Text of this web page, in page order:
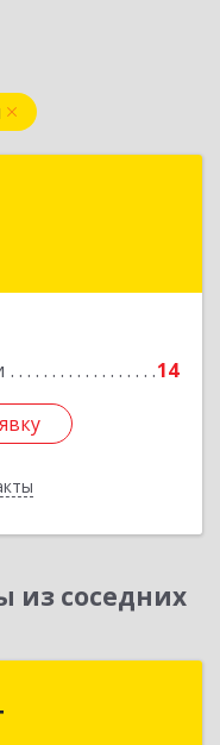
14
из соседних